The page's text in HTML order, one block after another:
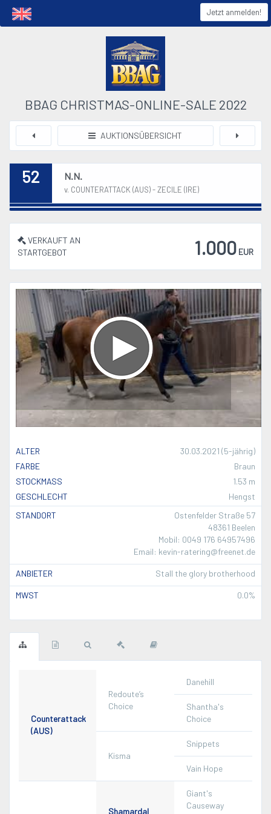
Jetzt anmelden!
BBAG CHRISTMAS-ONLINE-SALE 2022
AUKTIONSÜBERSICHT
52 N.N.
v. COUNTERATTACK (AUS) - ZECILE (IRE)
1.000 EUR
VERKAUFT AN
STARTGEBOT
ALTER
30.03.2021 (5-jährig)
FARBE
Braun
STOCKMASS
1.53 m
GESCHLECHT
Hengst
STANDORT
Ostenfelder Straße 57
48361 Beelen
Mobil: 0049 176 64957496
Email: kevin-ratering@freenet.de
ANBIETER Stall the glory brotherhood
MWST 0.0%
Counterattack
(AUS)
Redoute’s
Choice
Danehill
Shantha's
Choice
Kisma
Snippets
Vain Hope
Shamardal
Giant's
Causeway